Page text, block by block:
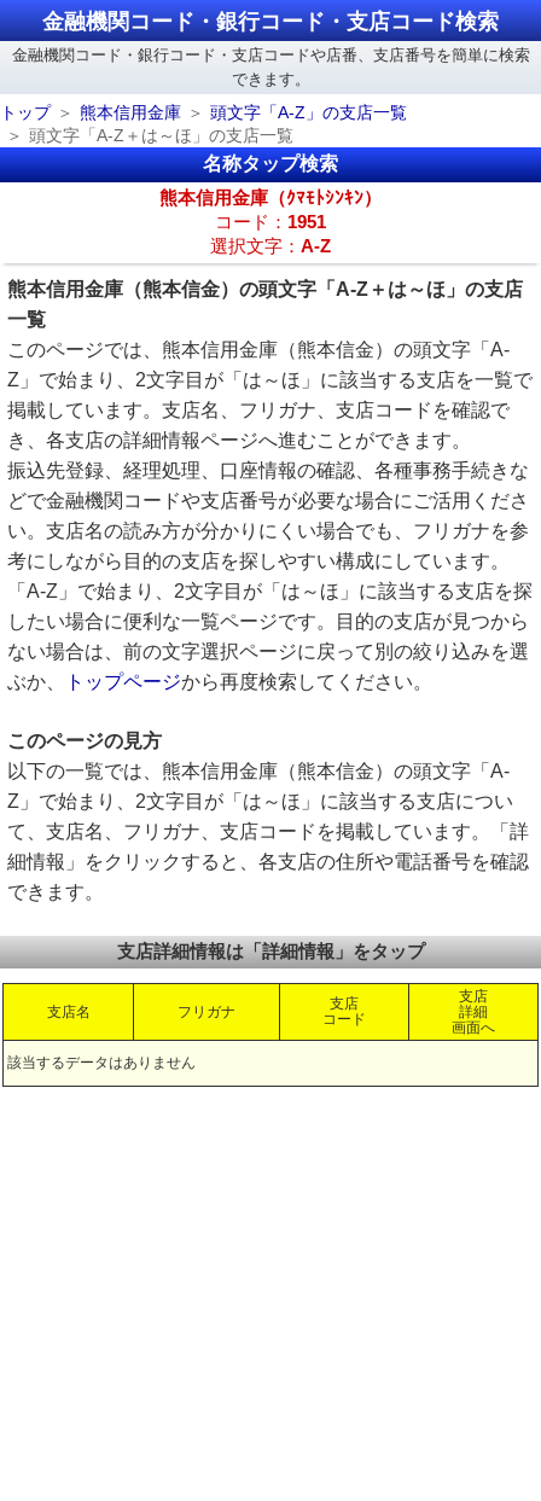
金融機関コード・銀行コード・支店コード検索
金融機関コード・銀行コード・支店コードや店番、支店番号を簡単に検索
できます。
トップ
熊本信用金庫
頭文字「A-Z」の支店一覧
頭文字「A-Z＋は～ほ」の支店一覧
名称タップ検索
熊本信用金庫（ｸﾏﾓﾄｼﾝｷﾝ）
コード： 1951
選択文字： A-Z
熊本信用金庫（熊本信金）の頭文字「A-Z＋は～ほ」の支店
一覧
このページでは、熊本信用金庫（熊本信金）の頭文字「A-
Z」で始まり、2文字目が「は～ほ」に該当する支店を一覧で
掲載しています。支店名、フリガナ、支店コードを確認で
き、各支店の詳細情報ページへ進むことができます。
振込先登録、経理処理、口座情報の確認、各種事務手続きな
どで金融機関コードや支店番号が必要な場合にご活用くださ
い。支店名の読み方が分かりにくい場合でも、フリガナを参
考にしながら目的の支店を探しやすい構成にしています。
「A-Z」で始まり、2文字目が「は～ほ」に該当する支店を探
したい場合に便利な一覧ページです。目的の支店が見つから
ない場合は、前の文字選択ページに戻って別の絞り込みを選
ぶか、
トップページから再度検索してください。
このページの見方
以下の一覧では、熊本信用金庫（熊本信金）の頭文字「A-
Z」で始まり、2文字目が「は～ほ」に該当する支店につい
て、支店名、フリガナ、支店コードを掲載しています。「詳
細情報」をクリックすると、各支店の住所や電話番号を確認
できます。
支店詳細情報は「詳細情報」をタップ
支店名 フリガナ
支店
コード
支店
詳細
画面へ
該当するデータはありません